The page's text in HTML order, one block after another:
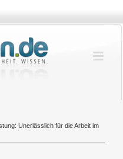
Unerlässlich für die Arbeit im